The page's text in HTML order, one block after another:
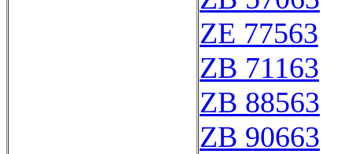
ZE 77563
ZB 71163
ZB 88563
ZB 90663